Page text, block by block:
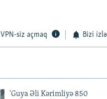
VPN-siz açmaq Bizi izlə
'Guya Əli Kərimliyə 850